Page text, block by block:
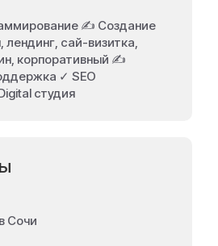
✍️ Создание
лендинг, сай-визитка,
корпоративный ✍️
✓ SEO
студия
Сочи